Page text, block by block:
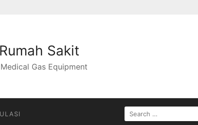
Sakit
Gas Equipment
SEARCH
FOR: